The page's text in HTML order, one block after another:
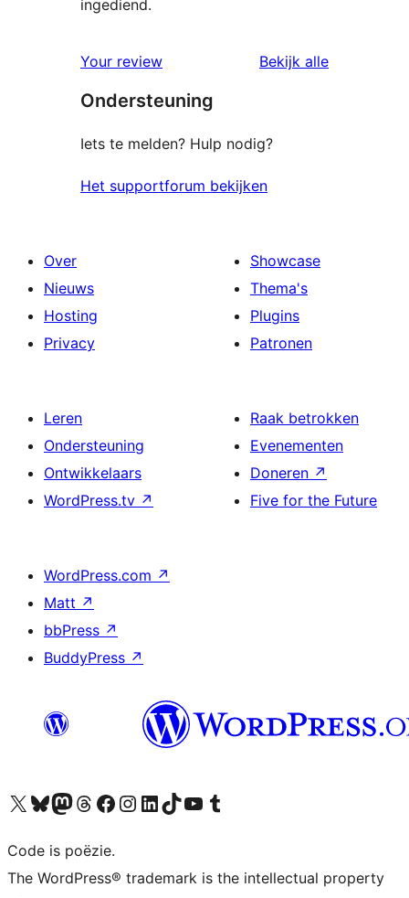
ingediend.
Your review Bekijk alle
Ondersteuning
Iets te melden? Hulp nodig?
Het supportforum bekijken
Over
Nieuws
Hosting
Privacy
Showcase
Thema's
Plugins
Patronen
Leren
Ondersteuning
Ontwikkelaars
WordPress.tv ↗
Raak betrokken
Evenementen
Doneren ↗
Five for the Future
WordPress.com ↗
Matt ↗
bbPress ↗
BuddyPress ↗
Bezoek ons X (voorheen Twitter) account
Bezoek ons Bluesky account
Bezoek ons Mastodon account
Bezoek ons Threads account
Onze Facebook pagina bezoeken
Bezoek ons Instagram account
Bezoek ons LinkedIn account
Bezoek ons TikTok account
Bezoek ons YouTube kanaalBezoek ons Tumblr account
Code is poëzie.
The WordPress® trademark is the intellectual property